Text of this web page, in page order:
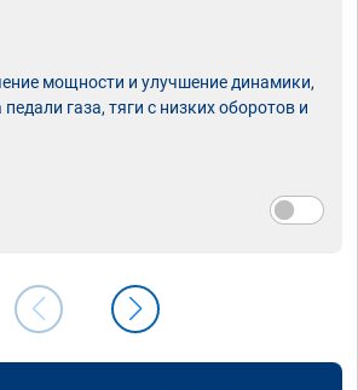
мощности и улучшение динамики,
газа, тяги с низких оборотов и